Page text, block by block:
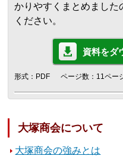
かりやすくまとめました
ください。
資料をダ
形式：PDF ページ数：11ペー
大塚商会について
大塚商会の強みとは